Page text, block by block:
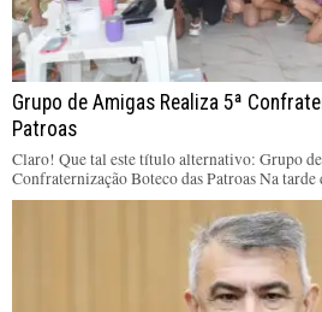
Grupo de Amigas Realiza 5ª
Patroas
Claro! Que tal este título alternativo: Grupo
Confraternização Boteco das Patroas Na